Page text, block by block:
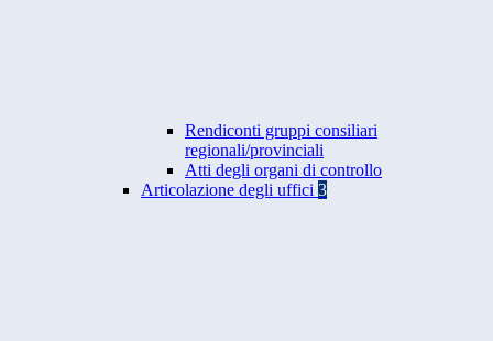
Rendiconti gruppi consiliari
regionali/provinciali
Atti degli organi di controllo
Articolazione degli uffici 3